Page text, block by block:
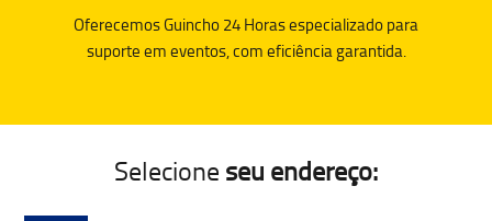
Oferecemos Guincho 24 Horas especializado para
suporte em eventos, com eficiência garantida.
Selecione seu endereço: